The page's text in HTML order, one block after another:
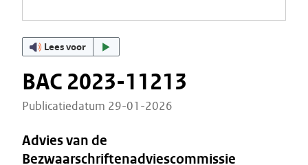
Lees voor
BAC 2023-11213
Publicatiedatum 29-01-2026
Advies van de
Bezwaarschriftenadviescommissie